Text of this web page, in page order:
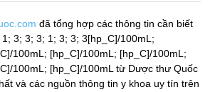
đã tổng hợp các thông tin cần biết
3; 3; 3; 1; 3; 3; 3[hp_C]/100mL;
100mL; [hp_C]/100mL; [hp_C]/100mL;
100mL; [hp_C]/100mL từ Dược thư Quốc
và các nguồn thông tin y khoa uy tín trên